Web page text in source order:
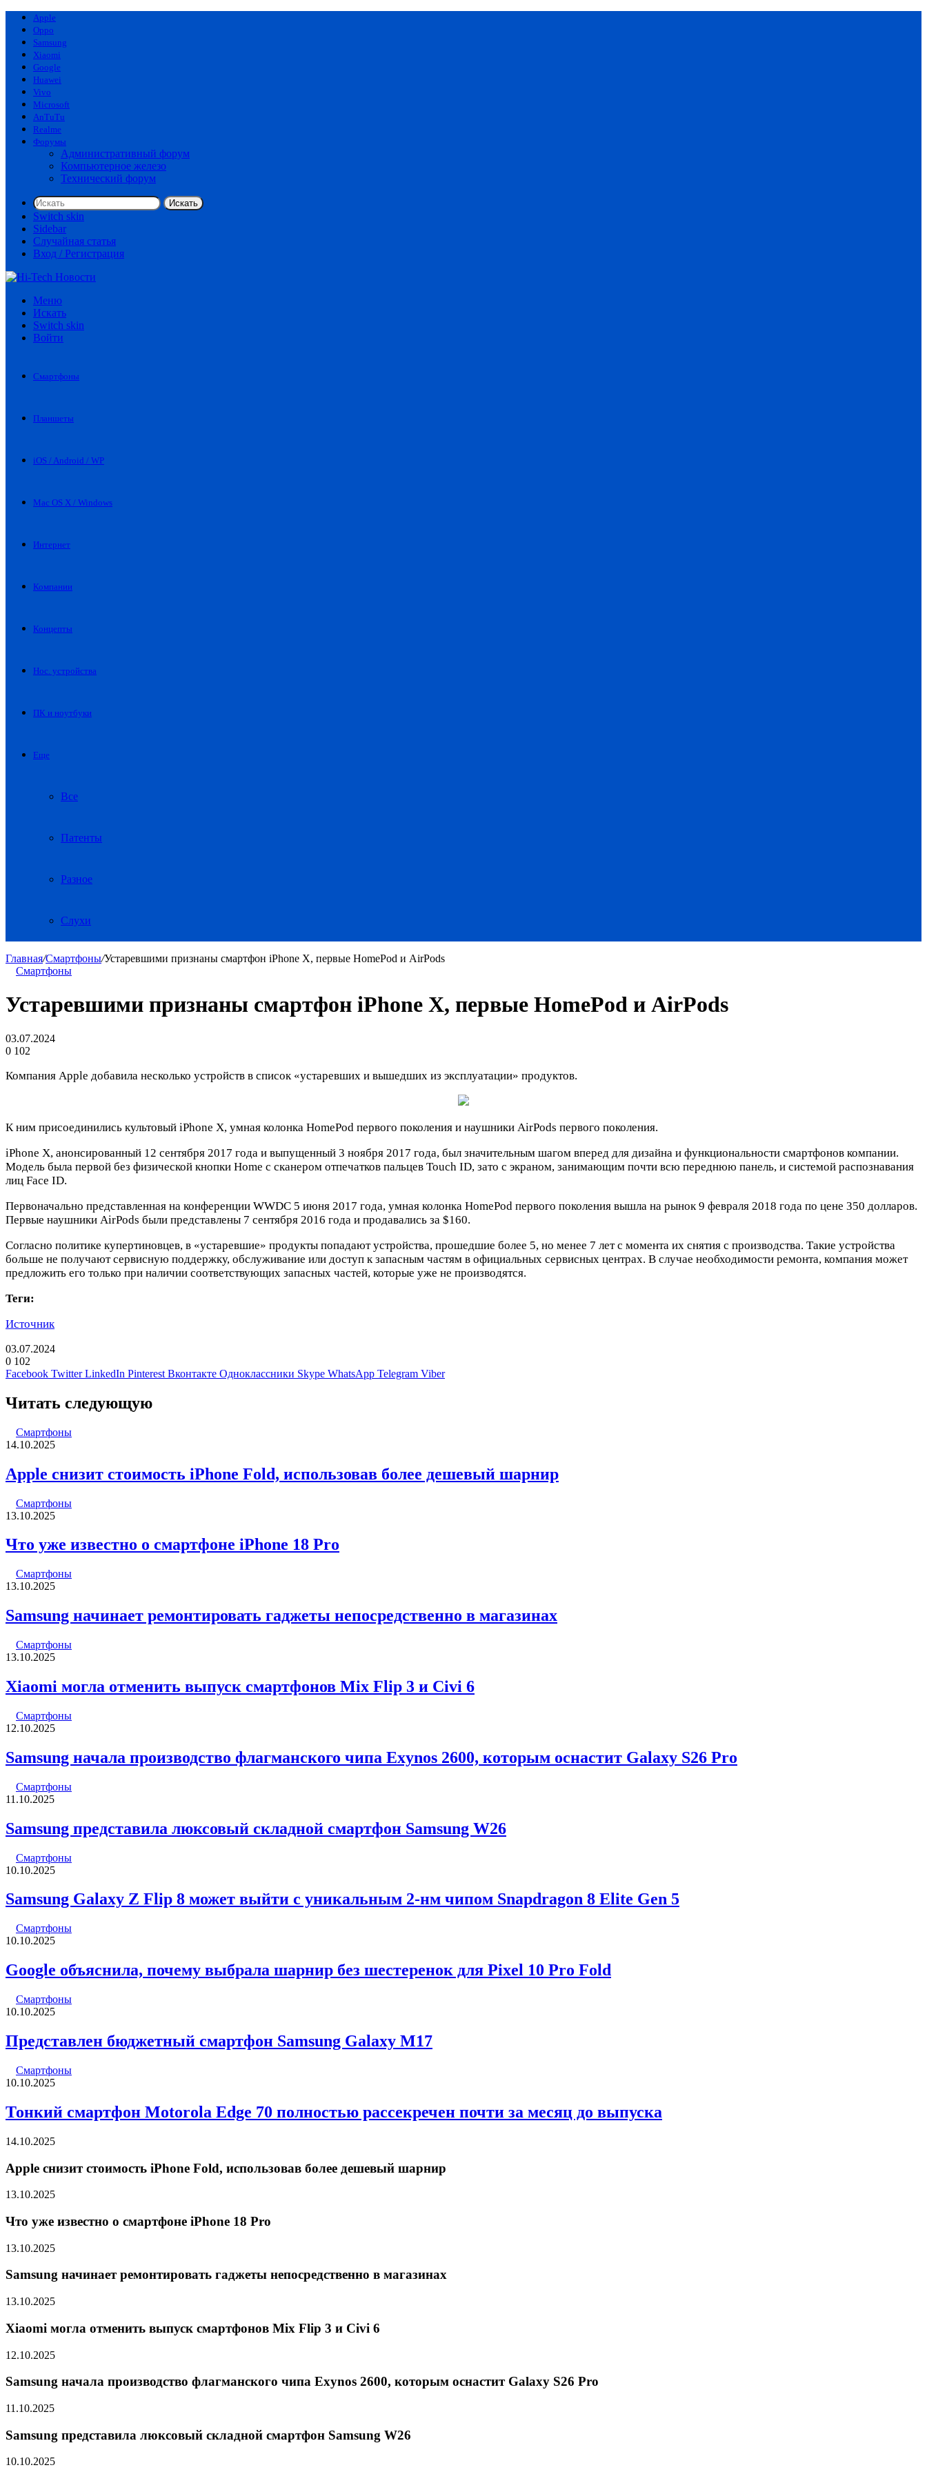
Apple
Oppo
Samsung
Xiaomi
Google
Huawei
Vivo
Microsoft
AnTuTu
Realme
Форумы
Административный форум
Компьютерное железо
Технический форум
Искать
Switch skin
Sidebar
Случайная статья
Вход / Регистрация
Меню
Искать
Switch skin
Войти
Смартфоны
Планшеты
iOS / Android / WP
Mac OS X / Windows
Интернет
Компании
Концепты
Нос. устройства
ПК и ноутбуки
Еще
Все
Патенты
Разное
Слухи
Главная/Смартфоны/Устаревшими признаны смартфон iPhone X, первые HomePod и AirPods
Смартфоны
Устаревшими признаны смартфон iPhone X, первые HomePod и AirPods
03.07.2024
0 102
Компания Apple добавила несколько устройств в список «устаревших и вышедших из эксплуатации» продуктов.
К ним присоединились культовый iPhone X, умная колонка HomePod первого поколения и наушники AirPods первого поколения.
iPhone X, анонсированный 12 сентября 2017 года и выпущенный 3 ноября 2017 года, был значительным шагом вперед для дизайна и функциональности смартфонов компании.
Модель была первой без физической кнопки Home с сканером отпечатков пальцев Touch ID, зато с экраном, занимающим почти всю переднюю панель, и системой распознавания
лиц Face ID.
Первоначально представленная на конференции WWDC 5 июня 2017 года, умная колонка HomePod первого поколения вышла на рынок 9 февраля 2018 года по цене 350 долларов.
Первые наушники AirPods были представлены 7 сентября 2016 года и продавались за $160.
Согласно политике купертиновцев, в «устаревшие» продукты попадают устройства, прошедшие более 5, но менее 7 лет с момента их снятия с производства. Такие устройства
больше не получают сервисную поддержку, обслуживание или доступ к запасным частям в официальных сервисных центрах. В случае необходимости ремонта, компания может
предложить его только при наличии соответствующих запасных частей, которые уже не производятся.
Теги:
Источник
03.07.2024
0 102
Facebook Twitter LinkedIn Pinterest Вконтакте Одноклассники Skype WhatsApp Telegram Viber
Читать следующую
Смартфоны
14.10.2025
Apple снизит стоимость iPhone Fold, использовав более дешевый шарнир
Смартфоны
13.10.2025
Что уже известно о смартфоне iPhone 18 Pro
Смартфоны
13.10.2025
Samsung начинает ремонтировать гаджеты непосредственно в магазинах
Смартфоны
13.10.2025
Xiaomi могла отменить выпуск смартфонов Mix Flip 3 и Civi 6
Смартфоны
12.10.2025
Samsung начала производство флагманского чипа Exynos 2600, которым оснастит Galaxy S26 Pro
Смартфоны
11.10.2025
Samsung представила люксовый складной смартфон Samsung W26
Смартфоны
10.10.2025
Samsung Galaxy Z Flip 8 может выйти с уникальным 2-нм чипом Snapdragon 8 Elite Gen 5
Смартфоны
10.10.2025
Google объяснила, почему выбрала шарнир без шестеренок для Pixel 10 Pro Fold
Смартфоны
10.10.2025
Представлен бюджетный смартфон Samsung Galaxy M17
Смартфоны
10.10.2025
Тонкий смартфон Motorola Edge 70 полностью рассекречен почти за месяц до выпуска
14.10.2025
Apple снизит стоимость iPhone Fold, использовав более дешевый шарнир
13.10.2025
Что уже известно о смартфоне iPhone 18 Pro
13.10.2025
Samsung начинает ремонтировать гаджеты непосредственно в магазинах
13.10.2025
Xiaomi могла отменить выпуск смартфонов Mix Flip 3 и Civi 6
12.10.2025
Samsung начала производство флагманского чипа Exynos 2600, которым оснастит Galaxy S26 Pro
11.10.2025
Samsung представила люксовый складной смартфон Samsung W26
10.10.2025